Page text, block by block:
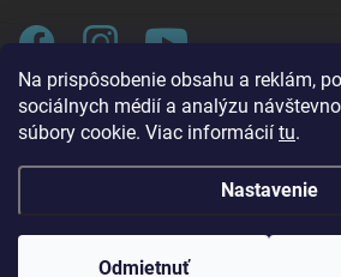
Na prispôsobenie obsahu a reklám,
sociálnych médií a analýzu
súbory cookie. Viac informácií tu.
Nastavenie
Odmietnuť
2026 bude každý pondelok naša
čase: 🕥 10:30 – 19:00 Táto zmena
Copyright 2026LUK.sk. Všetky práva